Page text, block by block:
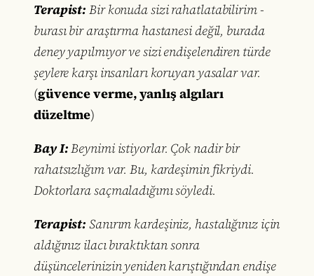
Terapist: Bir konuda sizi rahatlatabilirim -
burası bir araştırma hastanesi değil, burada
deney yapılmıyor ve sizi endişelendiren türde
şeylere karşı insanları koruyan yasalar var.
(güvence verme, yanlış algıları
düzeltme)
Bay I:Beynimi istiyorlar. Çok nadir bir
rahatsızlığım var. Bu, kardeşimin fikriydi.
Doktorlara saçmaladığımı söyledi.
Terapist: Sanırım kardeşiniz, hastalığınız için
aldığınız ilacı bıraktıktan sonra
düşüncelerinizin yeniden karıştığından endişe